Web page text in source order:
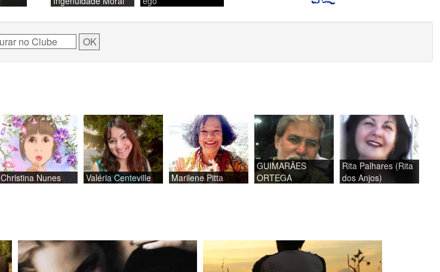
Christina Nunes Valéria Centeville Marilene Pitta
GUIMARÃES
ORTEGA
Rita Palhares (Rita
dos Anjos)